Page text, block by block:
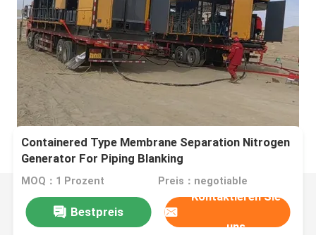
Containered Type Membrane Separation Nitrogen
Generator For Piping Blanking
MOQ：1 Prozent Preis：negotiable
Bestpreis
Kontaktieren Sie
uns